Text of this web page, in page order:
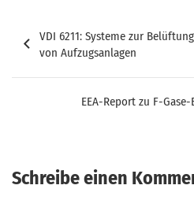
Beitragsnavigation
VDI 6211: Systeme zur
von Aufzugsanlagen
EEA-Report zu F-
Schreibe einen